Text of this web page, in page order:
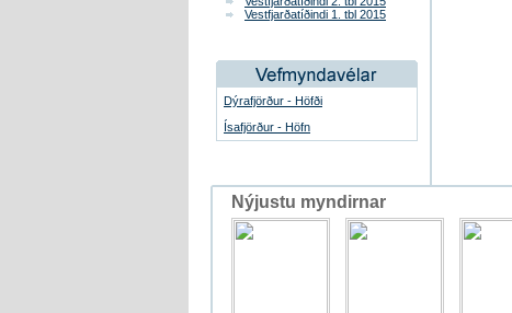
Vestfjarðatíðindi 1. tbl 2015
Dýrafjörður - Höfði
Ísafjörður - Höfn
Nýjustu myndirnar